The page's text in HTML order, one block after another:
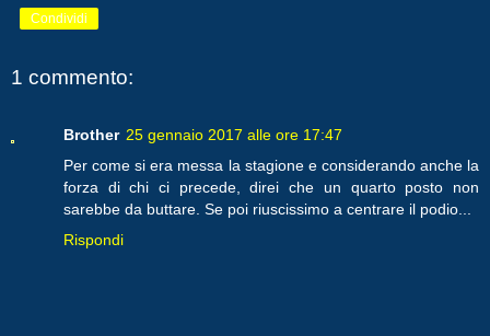
Condividi
1 commento:
Brother 25 gennaio 2017 alle ore 17:47
Per come si era messa la stagione e considerando anche la
forza di chi ci precede, direi che un quarto posto non
sarebbe da buttare. Se poi riuscissimo a centrare il podio...
Rispondi